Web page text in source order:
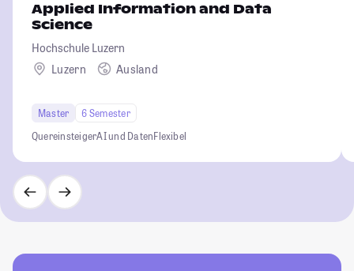
Applied Information and Data
Science
Hochschule Luzern
Luzern
Ausland
Master
6 Semester
QuereinsteigerAI und DatenFlexibel